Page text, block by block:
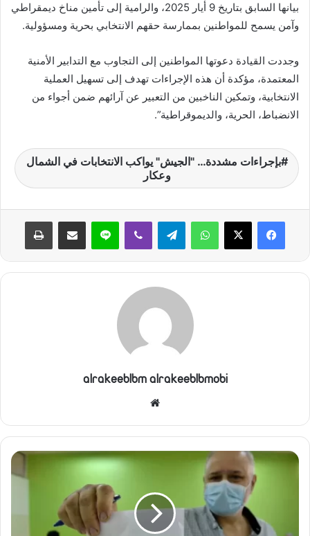
بيانها السابق بتاريخ 9 أيار 2025، والرامية إلى تأمين مناخ ديمقراطي
وآمن يسمح للمواطنين بممارسة حقهم الانتخابي بحرية ومسؤولية.
وجددت القيادة دعوتها المواطنين إلى التجاوب مع التدابير الأمنية
المعتمدة، مؤكدة أن هذه الإجراءات تهدف إلى تسهيل العملية
الانتخابية، وتمكين الناخبين من التعبير عن آرائهم ضمن أجواء من
الانضباط، الحرية، والديموقراطية”.
بإجراءات مشددة… "الجيش" يواكب الانتخابات في الشمال
وعكار
واتساب تيلقرام ڤايبر لاين مشاركة عبر البريد طباعة
alrakeeblbm alrakeeblbmobi